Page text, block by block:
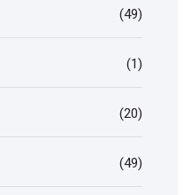
(49)
(1)
(20)
(49)